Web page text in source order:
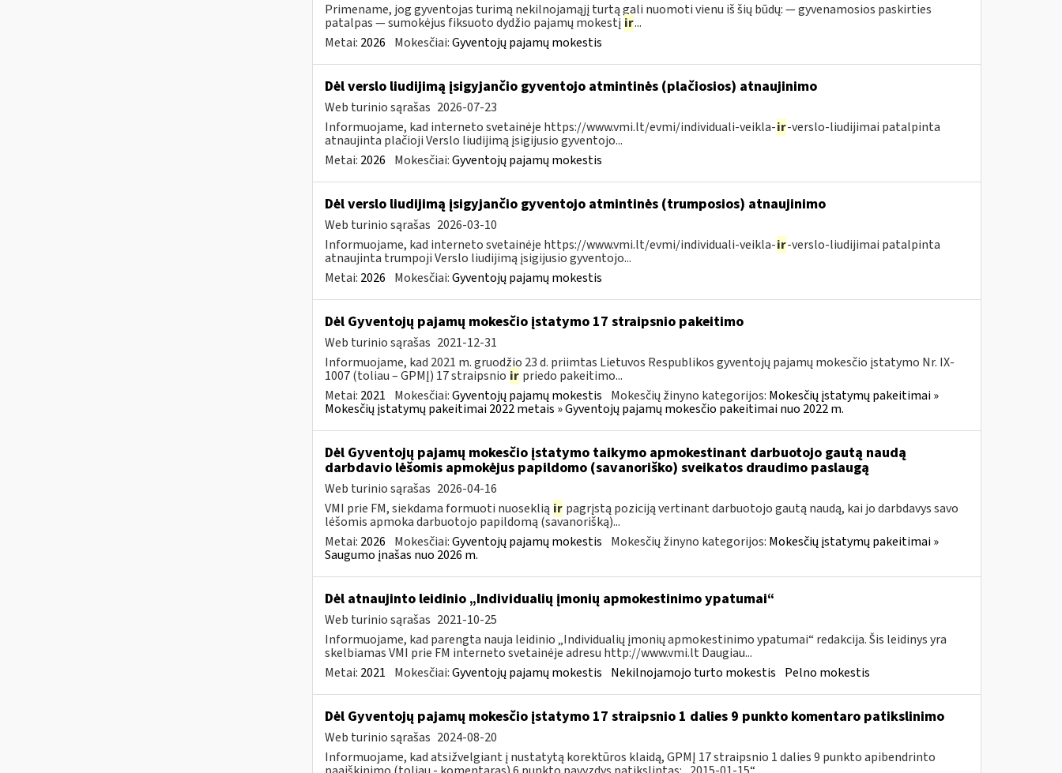
Primename, jog gyventojas turimą nekilnojamąjį turtą gali nuomoti vienu iš šių būdų: — gyvenamosios paskirties
patalpas — sumokėjus fiksuoto dydžio pajamų mokestį ir...
Metai: 2026 Mokesčiai:Gyventojų pajamų mokestis
Dėl verslo liudijimą įsigyjančio gyventojo atmintinės (plačiosios) atnaujinimo
Web turinio sąrašas 2026-07-23
Informuojame, kad interneto svetainėje https://www.vmi.lt/evmi/individuali-veikla-ir-verslo-liudijimai patalpinta
atnaujinta plačioji Verslo liudijimą įsigijusio gyventojo...
Metai: 2026 Mokesčiai:Gyventojų pajamų mokestis
Dėl verslo liudijimą įsigyjančio gyventojo atmintinės (trumposios) atnaujinimo
Web turinio sąrašas 2026-03-10
Informuojame, kad interneto svetainėje https://www.vmi.lt/evmi/individuali-veikla-ir-verslo-liudijimai patalpinta
atnaujinta trumpoji Verslo liudijimą įsigijusio gyventojo...
Metai: 2026 Mokesčiai:Gyventojų pajamų mokestis
Dėl Gyventojų pajamų mokesčio įstatymo 17 straipsnio pakeitimo
Web turinio sąrašas 2021-12-31
Informuojame, kad 2021 m. gruodžio 23 d. priimtas Lietuvos Respublikos gyventojų pajamų mokesčio įstatymo Nr. IX-
1007 (toliau – GPMĮ) 17 straipsnio ir priedo pakeitimo...
Metai: 2021 Mokesčiai:Gyventojų pajamų mokestis Mokesčių žinyno kategorijos: Mokesčių įstatymų pakeitimai »
Mokesčių įstatymų pakeitimai 2022 metais » Gyventojų pajamų mokesčio pakeitimai nuo 2022 m.
Dėl Gyventojų pajamų mokesčio įstatymo taikymo apmokestinant darbuotojo gautą naudą
darbdavio lėšomis apmokėjus papildomo (savanoriško) sveikatos draudimo paslaugą
Web turinio sąrašas 2026-04-16
VMI prie FM, siekdama formuoti nuoseklią ir pagrįstą poziciją vertinant darbuotojo gautą naudą, kai jo darbdavys savo
lėšomis apmoka darbuotojo papildomą (savanorišką)...
Metai: 2026 Mokesčiai:Gyventojų pajamų mokestis Mokesčių žinyno kategorijos: Mokesčių įstatymų pakeitimai »
Saugumo įnašas nuo 2026 m.
Dėl atnaujinto leidinio „Individualių įmonių apmokestinimo ypatumai“
Web turinio sąrašas 2021-10-25
Informuojame, kad parengta nauja leidinio „Individualių įmonių apmokestinimo ypatumai“ redakcija. Šis leidinys yra
skelbiamas VMI prie FM interneto svetainėje adresu http://www.vmi.lt Daugiau...
Metai: 2021 Mokesčiai:Gyventojų pajamų mokestis Nekilnojamojo turto mokestis Pelno mokestis
Dėl Gyventojų pajamų mokesčio įstatymo 17 straipsnio 1 dalies 9 punkto komentaro patikslinimo
Web turinio sąrašas 2024-08-20
Informuojame, kad atsižvelgiant į nustatytą korektūros klaidą, GPMĮ 17 straipsnio 1 dalies 9 punkto apibendrinto